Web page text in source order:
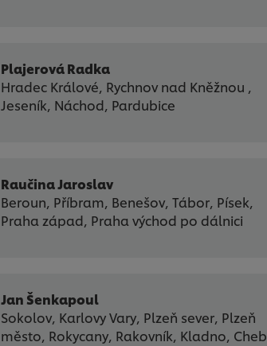
Plajerová Radka
Hradec Králové, Rychnov nad Kněžnou ,
Jeseník, Náchod, Pardubice
Raučina Jaroslav
Beroun, Příbram, Benešov, Tábor, Písek,
Praha západ, Praha východ po dálnici
Jan Šenkapoul
Sokolov, Karlovy Vary, Plzeň sever, Plzeň
město, Rokycany, Rakovník, Kladno, Cheb